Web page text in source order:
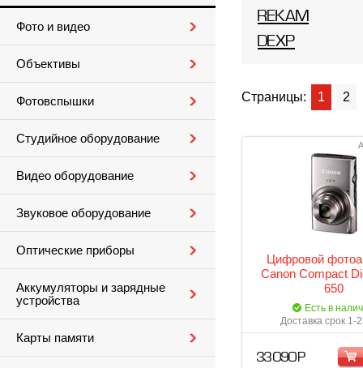
Фото и видео
Объективы
Фотовспышки
Студийное оборудование
Видео оборудование
Звуковое оборудование
Оптические приборы
Аккумуляторы и зарядные
устройства
Карты памяти
REKAM
DEXP
Страницы: 1 2
Цифровой
Canon Compact
650
Есть в
Доставка срок 1-
33 090 Р